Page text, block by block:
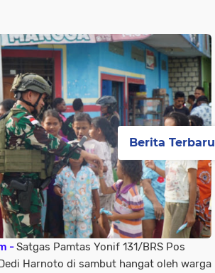
-Satgas Pamtas Yonif 131/BRS Pos
Harnoto di sambut hangat oleh warga
Berita Terbaru